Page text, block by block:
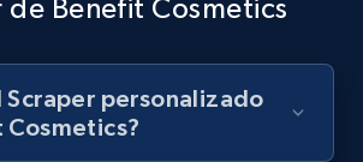
Views, and more.
716+ Prueba gratuita
de Benefit Cosmetics
Scraper personalizado